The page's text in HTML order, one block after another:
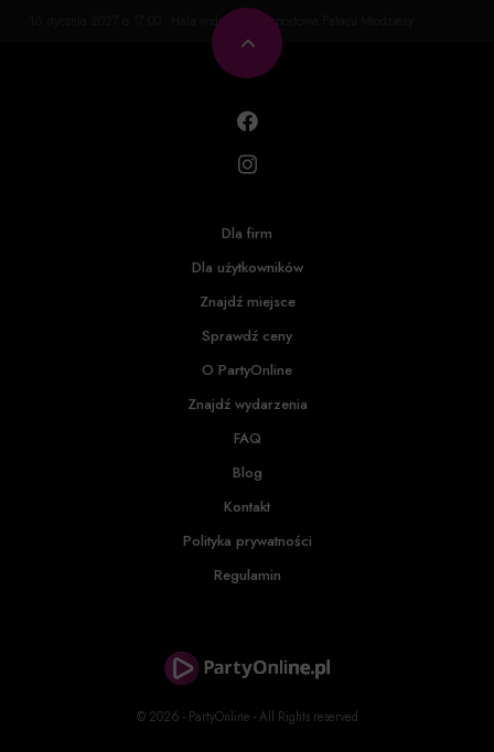
16 stycznia 2027 o 17:00 · Hala widowiskowo-sportowa Pałacu Młodzieży
© 2026 - PartyOnline - All Rights reserved
Dla firm
Dla użytkowników
Znajdź miejsce
Sprawdź ceny
O PartyOnline
Znajdź wydarzenia
FAQ
Blog
Kontakt
Polityka prywatności
Regulamin